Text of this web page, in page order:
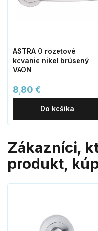
ASTRA O rozetové
kovanie nikel brúsený
VAON
8,80 €
Do košíka
Zákazníci,
produkt,